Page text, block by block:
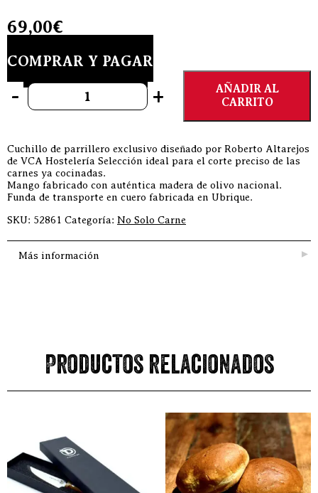
69,00€
COMPRAR Y PAGAR
- Cuchillo de parrillero con funda cantidad
+
AÑADIR AL
CARRITO
Cuchillo de parrillero exclusivo diseñado por Roberto Altarejos
de VCA Hostelería Selección ideal para el corte preciso de las
carnes ya cocinadas.
Mango fabricado con auténtica madera de olivo nacional.
Funda de transporte en cuero fabricada en Ubrique.
SKU: 52861 Categoría: No Solo Carne
Más información
Productos relacionados